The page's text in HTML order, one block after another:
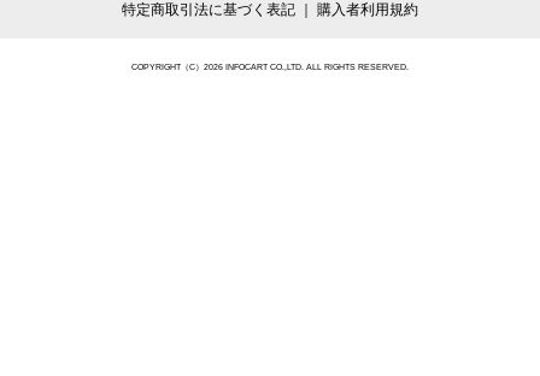
特定商取引法に基づく表記
購入者利用規約
COPYRIGHT（C）2026 INFOCART CO.,LTD. ALL RIGHTS RESERVED.